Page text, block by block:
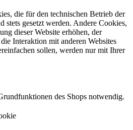
die für den technischen Betrieb der
stets gesetzt werden. Andere Cookies,
dieser Website erhöhen, der
Interaktion mit anderen Websites
sollen, werden nur mit Ihrer
des Shops notwendig.